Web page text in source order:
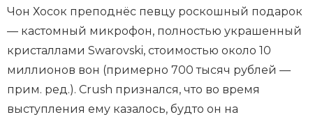
Чон Хосок преподнёс певцу роскошный подарок
— кастомный микрофон, полностью украшенный
кристаллами Swarovski, стоимостью около 10
миллионов вон (примерно 700 тысяч рублей —
прим. ред.). Crush признался, что во время
выступления ему казалось, будто он на